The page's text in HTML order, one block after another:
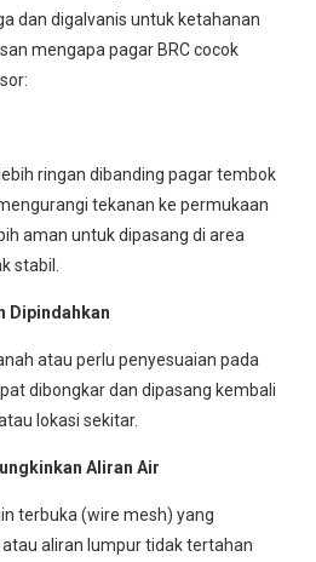
dan digalvanis untuk ketahanan
mengapa pagar BRC cocok
ringan dibanding pagar tembok
tekanan ke permukaan
aman untuk dipasang di area
stabil.
Dipindahkan
atau perlu penyesuaian pada
dibongkar dan dipasang kembali
lokasi sekitar.
Aliran Air
terbuka (wire mesh) yang
aliran lumpur tidak tertahan